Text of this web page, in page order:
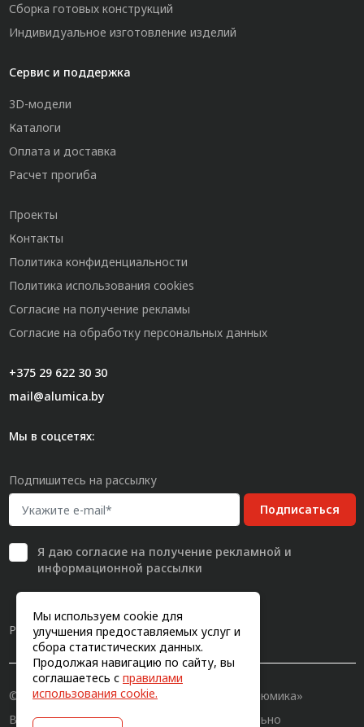
Мы используем cookie для
улучшения предоставляемых услуг и
сбора статистических данных.
Продолжая навигацию по сайту, вы
соглашаетесь с правилами
использования cookie.
Сборка готовых конструкций
Индивидуальное изготовление изделий
Сервис и поддержка
3D-модели
Каталоги
Оплата и доставка
Расчет прогиба
Проекты
Контакты
Политика конфиденциальности
Политика использования cookies
Согласие на получение рекламы
Согласие на обработку персональных данных
+375 29 622 30 30
mail@alumica.by
Мы в соцсетях:
Подпишитесь на рассылку
Подписаться
Я даю согласиена получение рекламной и
информационной рассылки
Разработка сайта
© 2011-2026, Конструкционный профиль «Алюмика»
Вся информация на сайте имеет исключительно